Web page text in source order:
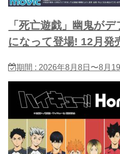
「死亡遊戯」幽鬼が
になって登場! 12月発
期間 : 2026年8月8日〜8月